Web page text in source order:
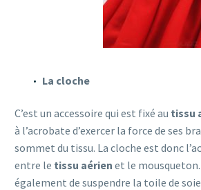
La cloche
C’est un accessoire qui est fixé au tissu
à l’acrobate d’exercer la force de ses
sommet du tissu. La cloche est donc
entre le tissu aérien et le
également de suspendre la toile de